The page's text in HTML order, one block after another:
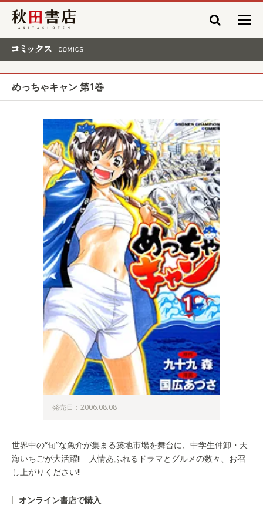
秋田書店
めっちゃキャン 第1巻
発売日：2006.08.08
世界中の“旬”な魚介が集まる築地市場を舞台に、中学生仲卸・天
海いちごが大活躍!! 人情あふれるドラマとグルメの数々、お召
し上がりください!!
オンライン書店で購入